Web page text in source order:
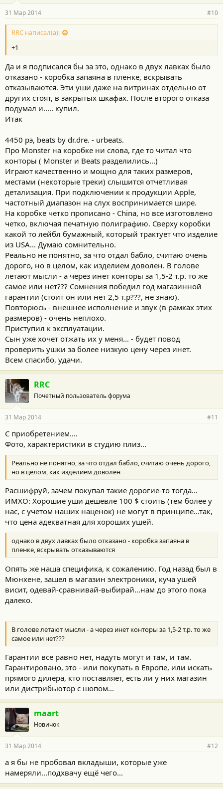
31 Мар 2014 #10
RRC написал(а):
+1
Да и я подписался бы за это, однако в двух лавках было
отказано - коробка запаяна в пленке, вскрывать
отказываются. Эти уши даже на витринах отдельно от
других стоят, в закрытых шкафах. После второго отказа
подумал и..... купил.
Итак
4450 рэ, beats by dr.dre. - urbeats.
Про Monster на коробке ни слова, где то читал что
конторы ( Monster и Beats разделились...)
Играют качественно и мощно для таких размеров,
местами (некоторые треки) слышится отчетливая
детализация. При подключении к продукции Apple,
частотный диапазон на слух воспринимается шире.
На коробке четко прописано - China, но все изготовлено
четко, включая печатную полиграфию. Сверху коробки
какой то лейбл бумажный, который трактует что изделие
из USA... Думаю сомнительно.
Реально не понятно, за что отдал бабло, считаю очень
дорого, но в целом, как изделием доволен. В голове
летают мысли - а через инет конторы за 1,5-2 т.р. то же
самое или нет??? Сомнения победил год магазинной
гарантии (стоит он или нет 2,5 т.р???, не знаю).
Повторюсь - внешнее исполнение и звук (в рамках этих
размеров) - очень неплохо.
Приступил к эксплуатации.
Сын уже хочет отжать их у меня... - будет повод
проверить ушки за более низкую цену через инет.
Всем спасибо, удачи.
RRC
Почетный пользователь форума
31 Мар 2014 #11
С приобретением....
Фото, характеристики в студию плиз...
Реально не понятно, за что отдал бабло, считаю очень дорого,
но в целом, как изделием доволен
Расшифруй, зачем покупал такие дорогие-то тогда...
ИМХО: Хорошие уши дешевле 100 $ стоить (тем более у
нас, с учетом наших наценок) не могут в принципе...так,
что цена адекватная для хороших ушей.
однако в двух лавках было отказано - коробка запаяна в
пленке, вскрывать отказываются
Опять же наша специфика, к сожалению. Год назад был в
Мюнхене, зашел в магазин электроники, куча ушей
висит, одевай-сравнивай-выбирай...нам до этого пока
далеко.
В голове летают мысли - а через инет конторы за 1,5-2 т.р. то же
самое или нет???
Гарантии все равно нет, надуть могут и там, и там.
Гарантировано, это - или покупать в Европе, или искать
прямого дилера, кто поставляет, есть ли у них магазин
или дистрибьютор с шопом...
maart
Новичок
31 Мар 2014 #12
а я бы не пробовал вкладыши, которые уже
намеряли...подхвачу ещё чего...